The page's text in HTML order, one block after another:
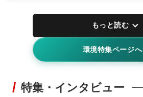
もっと読む
環境特集ページへ
特集・インタビュー